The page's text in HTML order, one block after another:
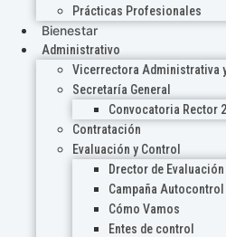
Prácticas Profesionales
Bienestar
Administrativo
Vicerrectora Administrativa
Secretaría General
Convocatoria Rector
Contratación
Evaluación y Control
Drector de Evaluación
Campaña Autocontrol
Cómo Vamos
Entes de control